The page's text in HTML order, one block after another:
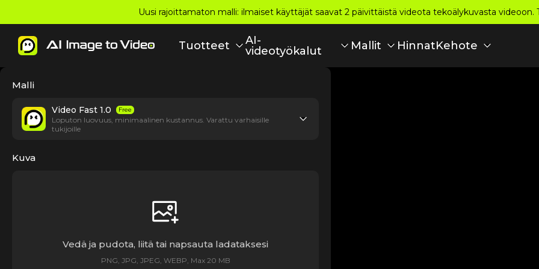
Uusi rajoittamaton malli: ilmaiset käyttäjät saavat 2 päivittäistä videota tekoälykuvasta videoon.
Tuotteet
AI-
videotyökalut
Mallit HinnatKehote
Malli
Video Fast 1.0 Free
Loputon luovuus, minimaalinen kustannus. Varattu varhaisille
tukijoille
Kuva
Vedä ja pudota, liitä tai napsauta ladataksesi
PNG, JPG, JPEG, WEBP, Max 20 MB